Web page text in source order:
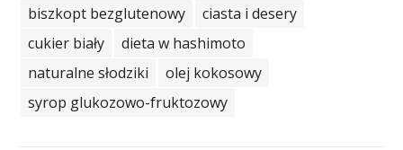
biszkopt bezglutenowy
ciasta i desery
cukier biały
dieta w hashimoto
naturalne słodziki
olej kokosowy
syrop glukozowo-fruktozowy